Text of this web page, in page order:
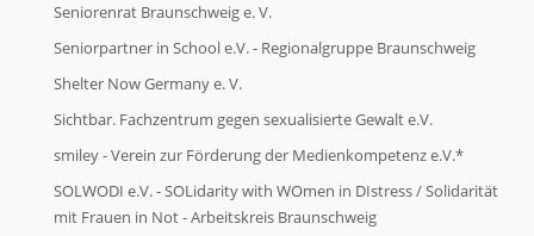
Seniorenrat Braunschweig e. V.
Seniorpartner in School e.V. - Regionalgruppe Braunschweig
Shelter Now Germany e. V.
Sichtbar. Fachzentrum gegen sexualisierte Gewalt e.V.
smiley - Verein zur Förderung der Medienkompetenz e.V.*
SOLWODI e.V. - SOLidarity with WOmen in DIstress / Solidarität
mit Frauen in Not - Arbeitskreis Braunschweig